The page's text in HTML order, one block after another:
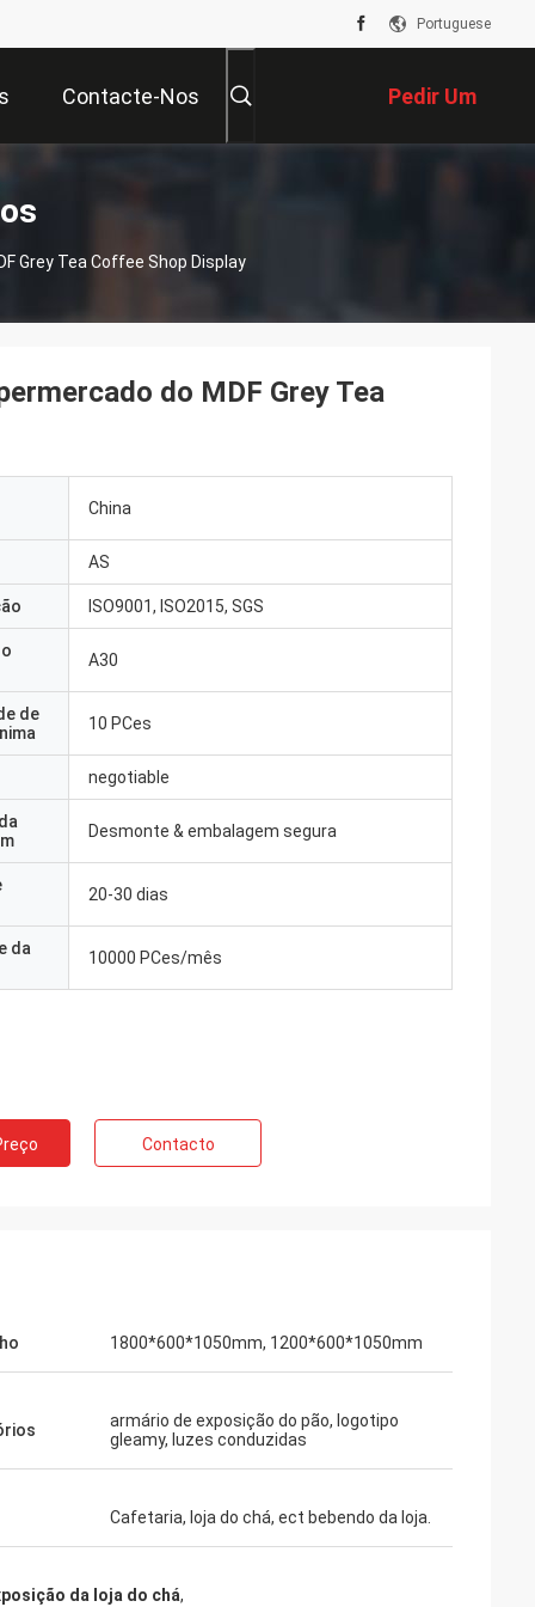
Portuguese
Contacte-Nos Pedir Um
Orçamento
Grey Tea Coffee Shop Display
loja de roupa. É
elevada para o
Eu sinto
do MDF Grey Tea
China
AS
ISO9001, ISO2015, SGS
A30
de
10 PCes
negotiable
Desmonte & embalagem segura
20-30 dias
da 10000 PCes/mês
Contacto
1800*600*1050mm, 1200*600*1050mm
armário de exposição do pão, logotipo
gleamy, luzes conduzidas
Cafetaria, loja do chá, ect bebendo da loja.
da loja do chá,